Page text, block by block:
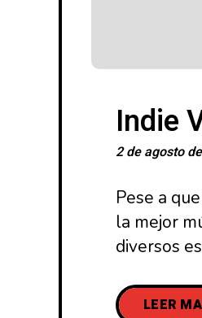
Indie
2 de agosto
Pese a
la mejor
diversos
LEER